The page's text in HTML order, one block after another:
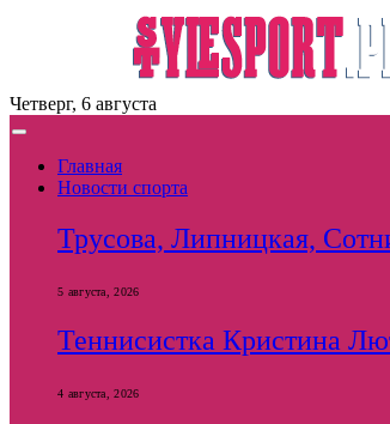
Четверг, 6 августа
Главная
Новости спорта
Трусова, Липницкая,
5 августа, 2026
Теннисистка Кристина
4 августа, 2026